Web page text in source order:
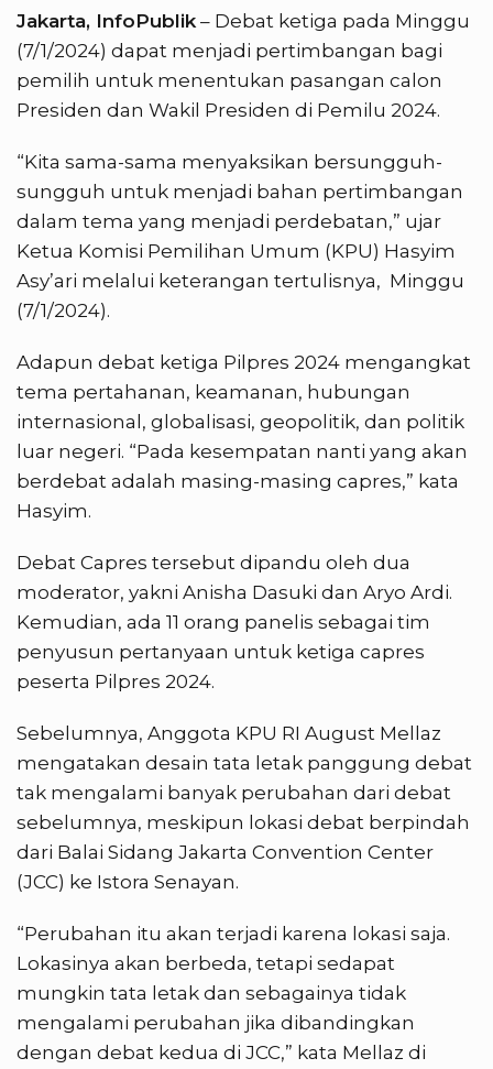
Jakarta, InfoPublik – Debat ketiga pada Minggu
(7/1/2024) dapat menjadi pertimbangan bagi
pemilih untuk menentukan pasangan calon
Presiden dan Wakil Presiden di Pemilu 2024.
“Kita sama-sama menyaksikan bersungguh-
sungguh untuk menjadi bahan pertimbangan
dalam tema yang menjadi perdebatan,” ujar
Ketua Komisi Pemilihan Umum (KPU) Hasyim
Asy’ari melalui keterangan tertulisnya, Minggu
(7/1/2024).
Adapun debat ketiga Pilpres 2024 mengangkat
tema pertahanan, keamanan, hubungan
internasional, globalisasi, geopolitik, dan politik
luar negeri. “Pada kesempatan nanti yang akan
berdebat adalah masing-masing capres,” kata
Hasyim.
Debat Capres tersebut dipandu oleh dua
moderator, yakni Anisha Dasuki dan Aryo Ardi.
Kemudian, ada 11 orang panelis sebagai tim
penyusun pertanyaan untuk ketiga capres
peserta Pilpres 2024.
Sebelumnya, Anggota KPU RI August Mellaz
mengatakan desain tata letak panggung debat
tak mengalami banyak perubahan dari debat
sebelumnya, meskipun lokasi debat berpindah
dari Balai Sidang Jakarta Convention Center
(JCC) ke Istora Senayan.
“Perubahan itu akan terjadi karena lokasi saja.
Lokasinya akan berbeda, tetapi sedapat
mungkin tata letak dan sebagainya tidak
mengalami perubahan jika dibandingkan
dengan debat kedua di JCC,” kata Mellaz di